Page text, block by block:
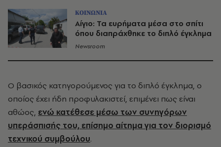
ΚΟΙΝΩΝΙΑ
Αίγιο: Τα ευρήματα μέσα στο σπίτι
όπου διαπράχθηκε το διπλό έγκλημα
Newsroom
Ο βασικός κατηγορούμενος για το διπλό έγκλημα, ο
οποίος έχει ήδη προφυλακιστεί, επιμένει πως είναι
αθώος, ενώ κατέθεσε μέσω των συνηγόρων
υπεράσπισής του, επίσημο αίτημα για τον διορισμό
τεχνικού συμβούλου.